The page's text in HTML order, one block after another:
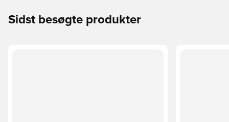
Sidst besøgte produkter